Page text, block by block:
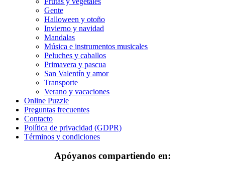
Frutas y vegetales
Halloween y otoño
Invierno y navidad
Mandalas
Música e instrumentos musicales
Gente
Halloween y otoño
Invierno y navidad
Mandalas
Música e instrumentos musicales
Peluches y caballos
Primavera y pascua
San Valentín y amor
Transporte
Verano y vacaciones
Online Puzzle
Preguntas frecuentes
Contacto
Política de privacidad (GDPR)
Términos y condiciones
Apóyanos compartiendo en: